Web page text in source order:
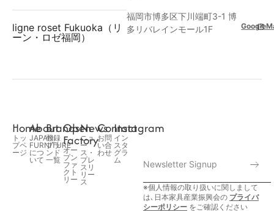
ligne roset Fukuoka（リ
ーン・ロゼ福岡）
福岡市博多区下川端町3-1 博
多リバレインモール1F
Home
トッ
プペ
ージ
About
JAPAN
FURNITURE
につ
いて
Brands
登録
ブラ
ンド
一覧
Open
Factory
オー
プン
ファ
クト
リー
News
ニュ
ー
ス・
プレ
スリ
リー
ス
Contact
お問
い合
わせ
Instagram
イン
スタ
グラ
ム
※個人情報の取り扱いに関しまして
は､日本家具産業振興会の プライバ
シーポリシー をご確認ください